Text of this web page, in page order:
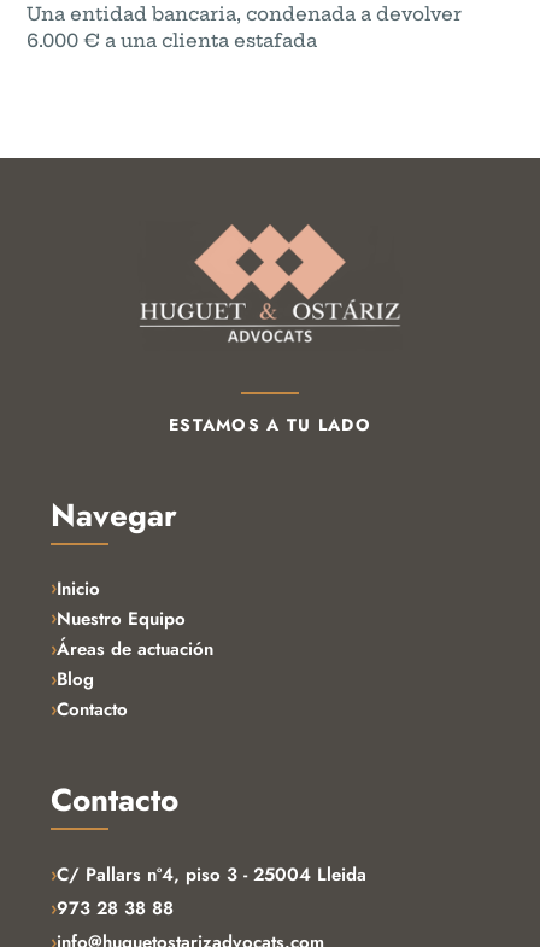
Una entidad bancaria, condenada a devolver
6.000 € a una clienta estafada
ESTAMOS A TU LADO
Navegar
Inicio
Nuestro Equipo
Áreas de actuación
Blog
Contacto
Contacto
›C/ Pallars nº4, piso 3 - 25004 Lleida
›973 28 38 88